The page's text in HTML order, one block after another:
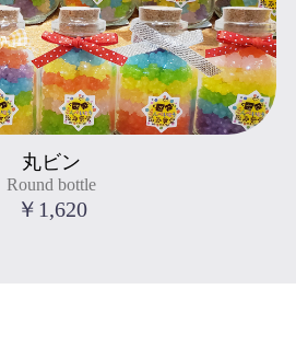
" title="丸ビン
Round bottle
">
丸ビン
Round bottle
￥1,620